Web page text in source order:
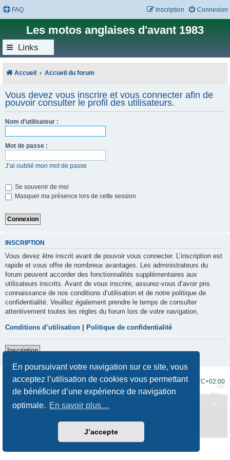
En poursuivant votre navigation sur ce site, vous
acceptez l’utilisation de cookies vous permettant
de bénéficier d’une expérience de navigation
optimale. En savoir plus…
J’accepte
FAQ Connexion
Inscription
Les motos anglaises d'avant 1983
Links
Accueil Accueil du forum
Vous devez vous inscrire et vous connecter afin de
pouvoir consulter le profil des utilisateurs.
Nom d’utilisateur :
Mot de passe :
J’ai oublié mon mot de passe
Se souvenir de moi
Masquer ma présence lors de cette session
INSCRIPTION
Vous devez être inscrit avant de pouvoir vous connecter. L’inscription est
rapide et vous offre de nombreux avantages. Les administrateurs du
forum peuvent accorder des fonctionnalités supplémentaires aux
utilisateurs inscrits. Avant de vous inscrire, assurez-vous d’avoir pris
connaissance de nos conditions d’utilisation et de notre politique de
confidentialité. Veuillez également prendre le temps de consulter
attentivement toutes les règles du forum lors de votre navigation.
Conditions d’utilisation Politique de confidentialité
Inscription
Accueil du forum Fuseau horaire sur UTC+02:00
Traduction française officielle
Confidentialité